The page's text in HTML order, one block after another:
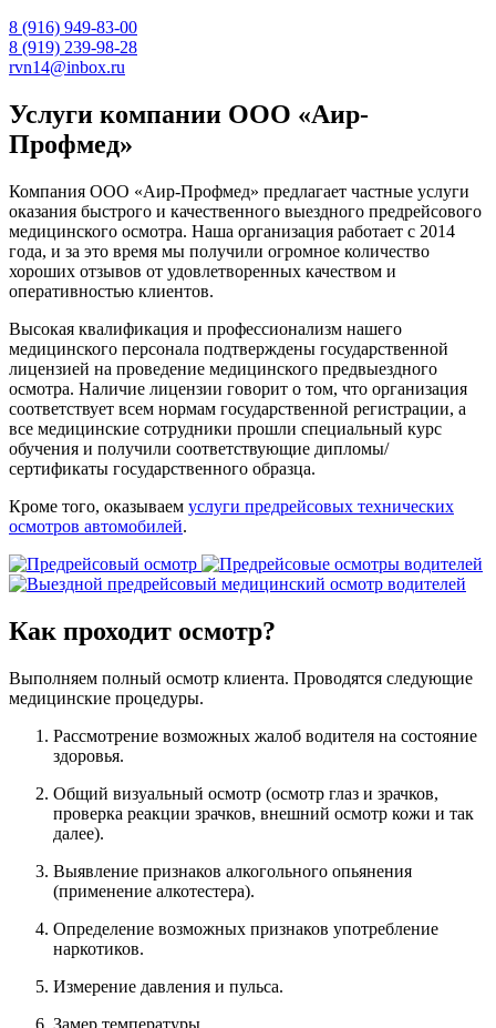
8 (916) 949-83-00
8 (919) 239-98-28
rvn14@inbox.ru
Услуги компании ООО «Аир-
Профмед»
Компания ООО «Аир-Профмед» предлагает частные услуги
оказания быстрого и качественного выездного предрейсового
медицинского осмотра. Наша организация работает с 2014
года, и за это время мы получили огромное количество
хороших отзывов от удовлетворенных качеством и
оперативностью клиентов.
Высокая квалификация и профессионализм нашего
медицинского персонала подтверждены государственной
лицензией на проведение медицинского предвыездного
осмотра. Наличие лицензии говорит о том, что организация
соответствует всем нормам государственной регистрации, а
все медицинские сотрудники прошли специальный курс
обучения и получили соответствующие дипломы/
сертификаты государственного образца.
Кроме того, оказываем услуги предрейсовых технических
осмотров автомобилей.
Как проходит осмотр?
Выполняем полный осмотр клиента. Проводятся следующие
медицинские процедуры.
Рассмотрение возможных жалоб водителя на состояние
здоровья.
Общий визуальный осмотр (осмотр глаз и зрачков,
проверка реакции зрачков, внешний осмотр кожи и так
далее).
Выявление признаков алкогольного опьянения
(применение алкотестера).
Определение возможных признаков употребление
наркотиков.
Измерение давления и пульса.
Замер температуры.